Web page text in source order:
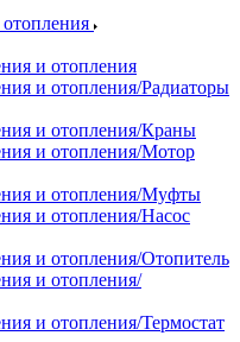
и отопления
и отопления/Радиаторы
и отопления/Краны
и отопления/Мотор
и отопления/Муфты
и отопления/Насос
и отопления/Отопитель
и отопления/
и отопления/Термостат